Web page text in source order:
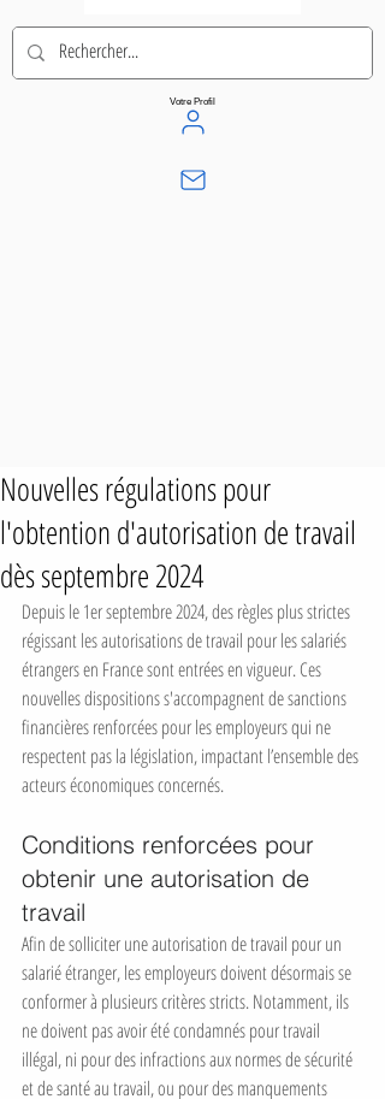
Votre Profil
Nouvelles régulations pour
l'obtention d'autorisation de travail
dès septembre 2024
Depuis le 1er septembre 2024, des règles plus strictes
régissant les autorisations de travail pour les salariés
étrangers en France sont entrées en vigueur. Ces
nouvelles dispositions s'accompagnent de sanctions
financières renforcées pour les employeurs qui ne
respectent pas la législation, impactant l’ensemble des
acteurs économiques concernés.
Conditions renforcées pour
obtenir une autorisation de
travail
Afin de solliciter une autorisation de travail pour un
salarié étranger, les employeurs doivent désormais se
conformer à plusieurs critères stricts. Notamment, ils
ne doivent pas avoir été condamnés pour travail
illégal, ni pour des infractions aux normes de sécurité
et de santé au travail, ou pour des manquements